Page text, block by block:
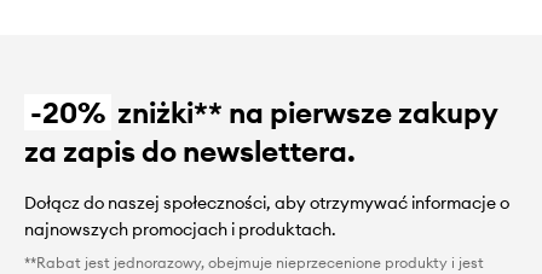
-20% zniżki** na pierwsze zakupy
za zapis do newslettera.
Dołącz do naszej społeczności, aby otrzymywać informacje o
najnowszych promocjach i produktach.
**Rabat jest jednorazowy, obejmuje nieprzecenione produkty i jest